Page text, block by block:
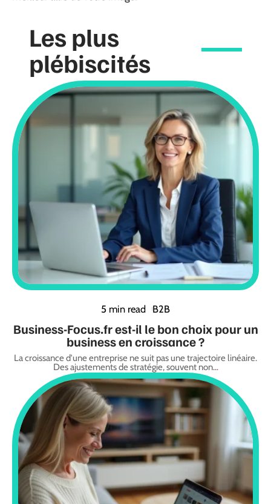
Les plus
plébiscités
5 min read B2B
Business-Focus.fr est-il le bon choix pour un
business en croissance ?
La croissance d'une entreprise ne suit pas une trajectoire linéaire.
Des ajustements de stratégie, souvent non…